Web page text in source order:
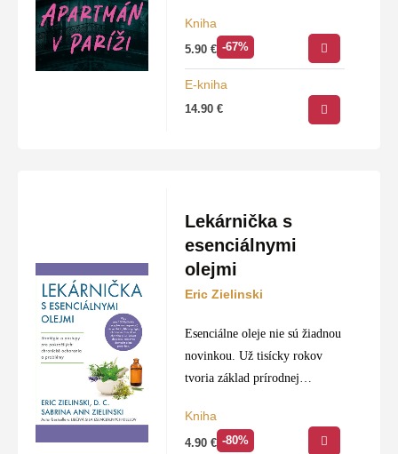
poprosiť o pomoc svojho
nevlastného brata Bena, aby ju
prichýlil na nejaký čas vo…
Kniha
5.90€ -67%
E-kniha
14.90€
Lekárnička s
esenciálnymi
olejmi
Eric Zielinski
Esenciálne oleje nie sú žiadnou
novinkou. Už tisícky rokov
tvoria základ prírodnej
pomáhajú pacientom trpiacim
chronickými ochoreniami, ako
Kniha
4.90€ -80%